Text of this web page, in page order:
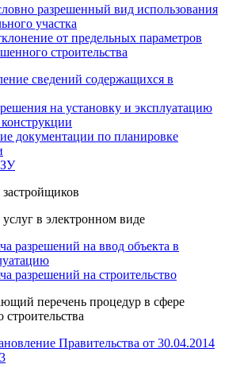
разрешенный вид использования
участка
от предельных параметров
строительства
сведений содержащихся в
на установку и эксплуатацию
документации по планировке
в электронном виде
разрешений на ввод объекта в
разрешений на строительство
перечень процедур в сфере
Правительства от 30.04.2014